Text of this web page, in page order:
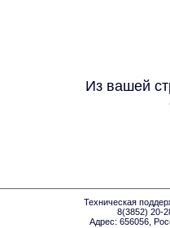
Из вашей
Техническая
8(3852) 20-
Адрес: 656056,